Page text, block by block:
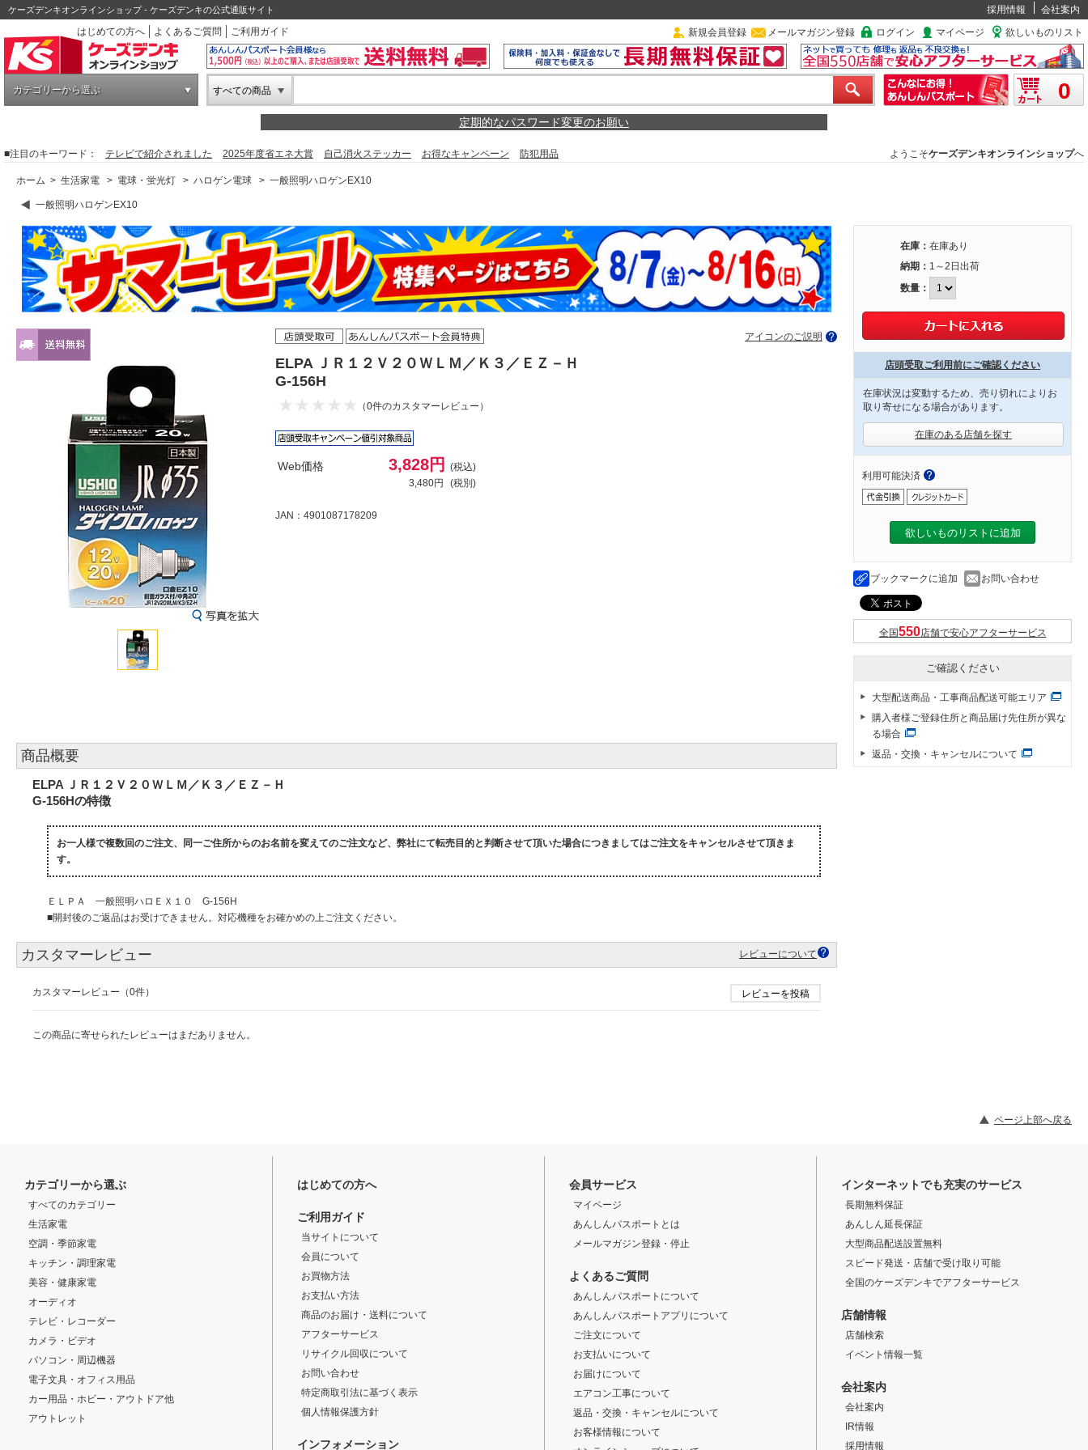
ケーズデンキオンラインショップ - ケーズデンキの公式通販サイト 採用情報
会社案内
はじめての方へ
よくあるご質問 ご利用ガイド 新規会員登録 メールマガジン登録 ログイン マイページ 欲しいものリスト
カテゴリーから選ぶ すべての商品 0
定期的なパスワード変更のお願い
■注目のキーワード： テレビで紹介されました 2025年度省エネ大賞 自己消火ステッカー お得なキャンペーン 防犯用品 ようこそケーズデンキオンラインショップへ
ホーム > 生活家電 > 電球・蛍光灯 > ハロゲン電球 > 一般照明ハロゲンEX10
一般照明ハロゲンEX10
アイコンのご説明
ELPA ＪＲ１２Ｖ２０ＷＬＭ／Ｋ３／ＥＺ－Ｈ
G-156H
（0件のカスタマーレビュー）
Web価格 3,828円
(税込)
3,480円
(税別)
JAN：4901087178209
商品概要
ELPA ＪＲ１２Ｖ２０ＷＬＭ／Ｋ３／ＥＺ－Ｈ
G-156Hの特徴
お一人様で複数回のご注文、同一ご住所からのお名前を変えてのご注文など、弊社にて転売目的と判断させて頂いた場合につきましてはご注文をキャンセルさせて頂きま
す。
ＥＬＰＡ 一般照明ハロＥＸ１０ G-156H
■開封後のご返品はお受けできません。対応機種をお確かめの上ご注文ください。
カスタマーレビュー レビューについて
カスタマーレビュー（0件） レビューを投稿
この商品に寄せられたレビューはまだありません。
在庫： 在庫あり
納期： 1～2日出荷
数量：
店頭受取ご利用前にご確認ください
在庫状況は変動するため、売り切れによりお
取り寄せになる場合があります。
在庫のある店舗を探す
利用可能決済
欲しいものリストに追加
ブックマークに追加 お問い合わせ
全国 店舗で安心アフターサービス
ご確認ください
大型配送商品・工事商品配送可能エリア
購入者様ご登録住所と商品届け先住所が異な
る場合
返品・交換・キャンセルについて
ページ上部へ戻る
カテゴリーから選ぶ
すべてのカテゴリー
生活家電
空調・季節家電
キッチン・調理家電
美容・健康家電
オーディオ
テレビ・レコーダー
カメラ・ビデオ
パソコン・周辺機器
電子文具・オフィス用品
カー用品・ホビー・アウトドア他
アウトレット
はじめての方へ
ご利用ガイド
当サイトについて
会員について
お買物方法
お支払い方法
商品のお届け・送料について
アフターサービス
リサイクル回収について
お問い合わせ
特定商取引法に基づく表示
個人情報保護方針
インフォメーション
会員サービス
マイページ
あんしんパスポートとは
メールマガジン登録・停止
よくあるご質問
あんしんパスポートについて
あんしんパスポートアプリについて
ご注文について
お支払いについて
お届けについて
エアコン工事について
返品・交換・キャンセルについて
お客様情報について
インターネットでも充実のサービス
長期無料保証
あんしん延長保証
大型商品配送設置無料
スピード発送・店舗で受け取り可能
全国のケーズデンキでアフターサービス
店舗情報
店舗検索
イベント情報一覧
会社案内
会社案内
IR情報
採用情報